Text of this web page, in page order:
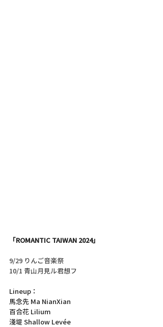
「ROMANTIC TAIWAN 2024」
9/29 りんご音楽祭
10/1 青山月見ル君想フ
Lineup：
馬念先 Ma NianXian
百合花 Lilium
淺堤 Shallow Levée